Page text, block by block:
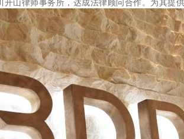
山律师事务所，达成法律顾问合作。为其提供